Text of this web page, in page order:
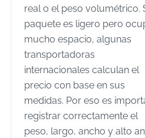
real o el peso volumétrico.
paquete es ligero pero
mucho espacio, algunas
transportadoras
internacionales calculan el
precio con base en sus
medidas. Por eso es
registrar correctamente el
peso, largo, ancho y alto